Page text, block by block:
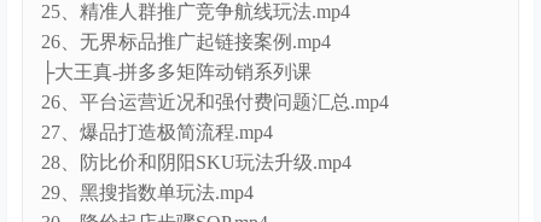
25、精准人群推广竞争航线玩法.mp4
26、无界标品推广起链接案例.mp4
├大王真-拼多多矩阵动销系列课
26、平台运营近况和强付费问题汇总.mp4
27、爆品打造极简流程.mp4
28、防比价和阴阳SKU玩法升级.mp4
29、黑搜指数单玩法.mp4